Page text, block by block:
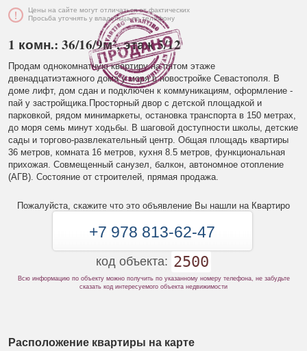
Цены на сайте могут отличаться от фактических
Просьба уточнять у владельца по телефону
1 комн.: 36/16/9м², этаж 5/12
Продам однокомнатную квартиру на пятом этаже
двенадцатиэтажного дома у моря в новостройке Севастополя. В
доме лифт, дом сдан и подключен к коммуникациям, оформление -
пай у застройщика.Просторный двор с детской площадкой и
парковкой, рядом минимаркеты, остановка транспорта в 150 метрах,
до моря семь минут ходьбы. В шаговой доступности школы, детские
сады и торгово-развлекательный центр. Общая площадь квартиры
36 метров, комната 16 метров, кухня 8.5 метров, функциональная
прихожая. Совмещенный санузел, балкон, автономное отопление
(АГВ). Состояние от строителей, прямая продажа.
Пожалуйста, скажите что это объявление Вы нашли на Квартиро
+7 978 813-62-47
код объекта: 2500
Всю информацию по объекту можно получить по указанному номеру телефона, не забудьте
сказать код интересуемого объекта недвижимости
Расположение квартиры на карте